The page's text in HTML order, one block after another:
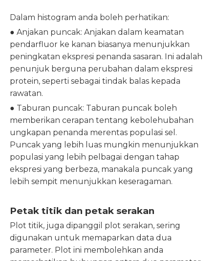
Dalam histogram anda boleh perhatikan:
● Anjakan puncak: Anjakan dalam keamatan
pendarfluor ke kanan biasanya menunjukkan
peningkatan ekspresi penanda sasaran. Ini adalah
penunjuk berguna perubahan dalam ekspresi
protein, seperti sebagai tindak balas kepada
rawatan.
● Taburan puncak: Taburan puncak boleh
memberikan cerapan tentang kebolehubahan
ungkapan penanda merentas populasi sel.
Puncak yang lebih luas mungkin menunjukkan
populasi yang lebih pelbagai dengan tahap
ekspresi yang berbeza, manakala puncak yang
lebih sempit menunjukkan keseragaman.
Petak titik dan petak serakan
Plot titik, juga dipanggil plot serakan, sering
digunakan untuk memaparkan data dua
parameter. Plot ini membolehkan anda